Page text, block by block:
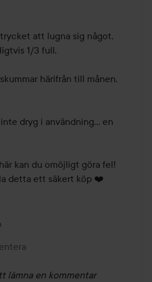
att lugna sig något,
1/3 full.
härifrån till månen,
dryg i användning… en
kan du omöjligt göra fel!
detta ett säkert köp ❤️
lämna en kommentar